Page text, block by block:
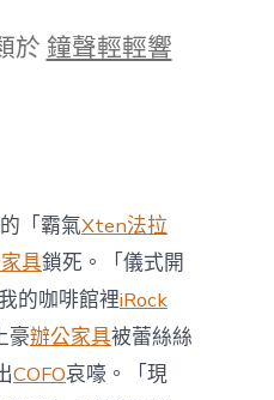
於 鐘聲輕輕響
「霸氣Xten法拉
具鎖死。「儀式開
的咖啡館裡iRock
豪辦公家具被蕾絲絲
COFO哀嚎。「現